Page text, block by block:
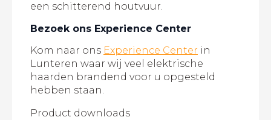
een schitterend houtvuur.
Bezoek ons Experience Center
Kom naar ons Experience Center in
Lunteren waar wij veel elektrische
haarden brandend voor u opgesteld
hebben staan.
Product downloads